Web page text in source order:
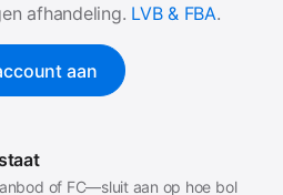
afhandeling. LVB & FBA.
aan
of FC—sluit aan op hoe bol